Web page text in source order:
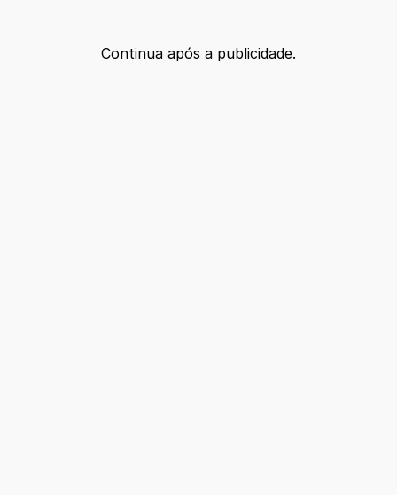
Continua após a publicidade.